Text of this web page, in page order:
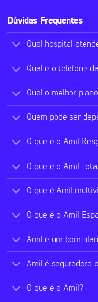
Dúvidas Frequentes
Qual hospital
Qual é o telefone
Qual o melhor
Quem pode ser
O que é o Amil
O que é o Amil
O que é Amil
O que é o Amil
Amil é um bom
Amil é seguradora
O que é a Amil?